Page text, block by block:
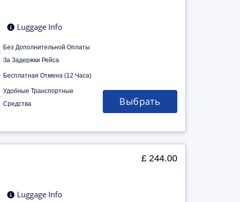
Luggage Info
Без Дополнительной Оплаты
За Задержки Рейса
Бесплатная Отмена (12 Часа)
Удобные Транспортные
Средства
Выбрать
Luggage Info
£ 244.00